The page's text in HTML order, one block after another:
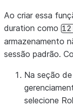
Ao criar essa
duration como 12
armazenamento
sessão padrão.
Na seção
selecione